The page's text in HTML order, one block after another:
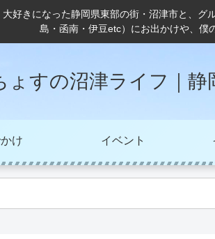
大好きになった静岡県東部の街・沼津市と、
島・函南・伊豆etc）にお出かけや、僕
ょすの沼津ライフ｜
け イベント